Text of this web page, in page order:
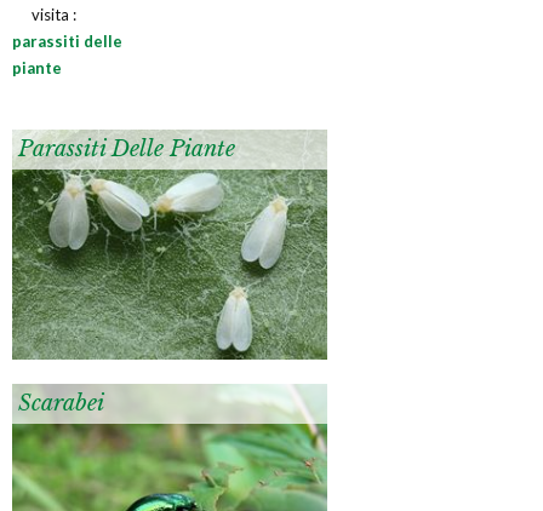
visita :
parassiti delle
piante
Parassiti Delle Piante
Scarabei